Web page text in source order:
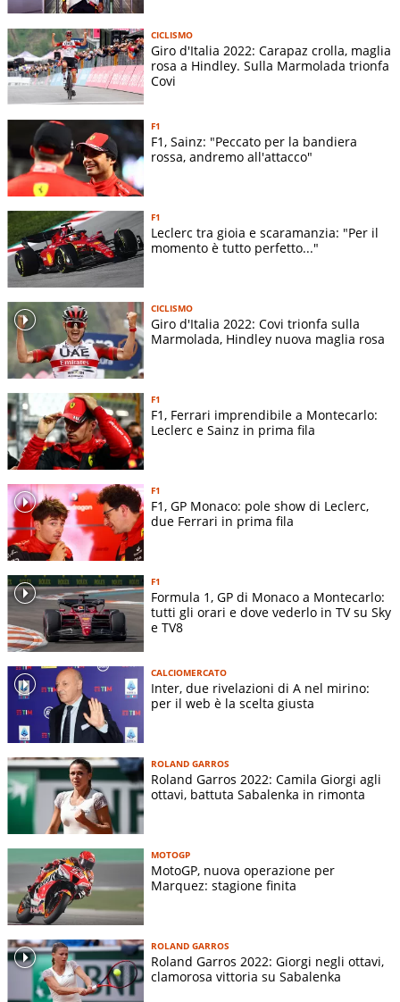
CICLISMO
Giro d'Italia 2022: Carapaz crolla, maglia
rosa a Hindley. Sulla Marmolada trionfa
Covi
F1
F1, Sainz: "Peccato per la bandiera
rossa, andremo all'attacco"
F1
Leclerc tra gioia e scaramanzia: "Per il
momento è tutto perfetto..."
CICLISMO
Giro d'Italia 2022: Covi trionfa sulla
Marmolada, Hindley nuova maglia rosa
F1
F1, Ferrari imprendibile a Montecarlo:
Leclerc e Sainz in prima fila
F1
F1, GP Monaco: pole show di Leclerc,
due Ferrari in prima fila
F1
Formula 1, GP di Monaco a Montecarlo:
tutti gli orari e dove vederlo in TV su Sky
e TV8
CALCIOMERCATO
Inter, due rivelazioni di A nel mirino:
per il web è la scelta giusta
ROLAND GARROS
Roland Garros 2022: Camila Giorgi agli
ottavi, battuta Sabalenka in rimonta
MOTOGP
MotoGP, nuova operazione per
Marquez: stagione finita
ROLAND GARROS
Roland Garros 2022: Giorgi negli ottavi,
clamorosa vittoria su Sabalenka